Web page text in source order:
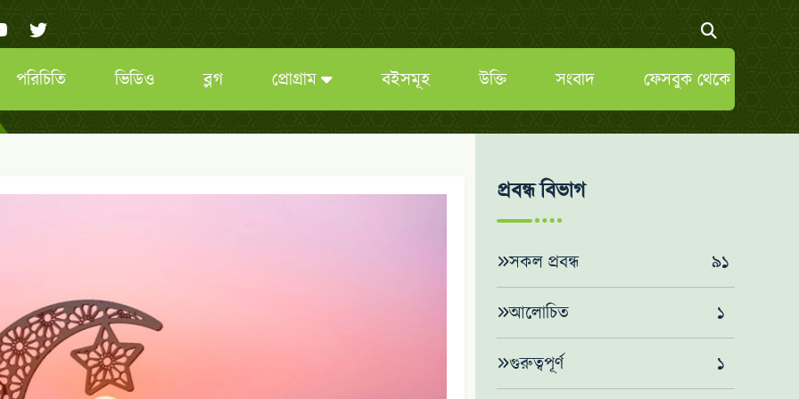
পরিচিতি ভিডিও ব্লগ প্রোগ্রাম বইসমূহ উক্তি সংবাদ ফেসবুক থেকে
প্রবন্ধ বিভাগ
সকল প্রবন্ধ ৯১
আলোচিত ১
গুরুত্বপূর্ণ ১